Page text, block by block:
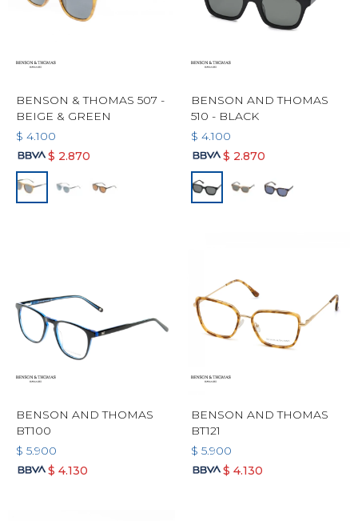
BENSON & THOMAS 507 -
BEIGE & GREEN
$ 4.100
$ 2.870
BENSON AND THOMAS
510 - BLACK
$ 4.100
$ 2.870
BENSON AND THOMAS
BT100
$ 5.900
$ 4.130
BENSON AND THOMAS
BT121
$ 5.900
$ 4.130